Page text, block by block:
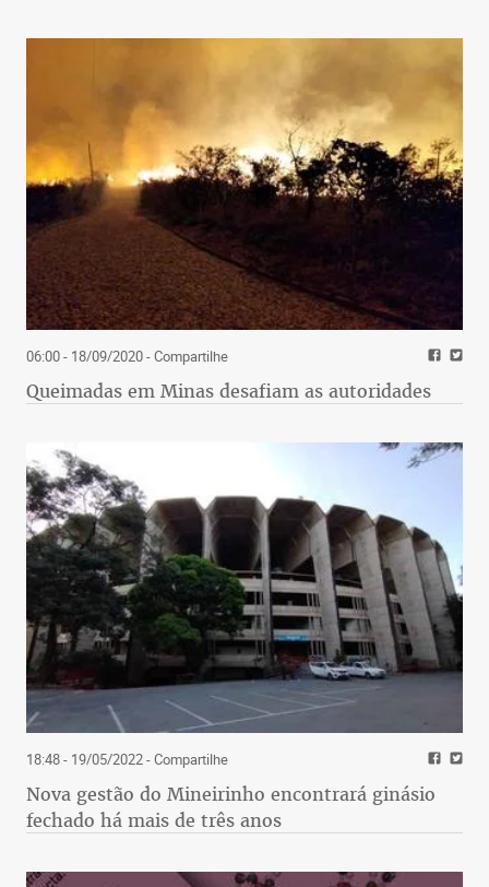
06:00 - 18/09/2020- Compartilhe
Queimadas em Minas desafiam as autoridades
18:48 - 19/05/2022- Compartilhe
Nova gestão do Mineirinho encontrará ginásio
fechado há mais de três anos